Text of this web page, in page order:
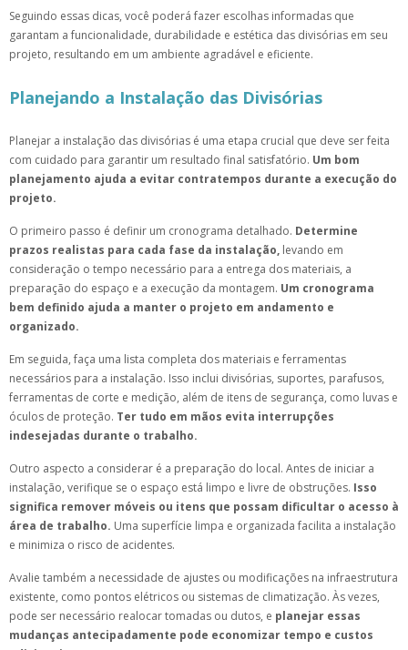
Seguindo essas dicas, você poderá fazer escolhas informadas que
garantam a funcionalidade, durabilidade e estética das divisórias em seu
projeto, resultando em um ambiente agradável e eficiente.
Planejando a Instalação das Divisórias
Planejar a instalação das divisórias é uma etapa crucial que deve ser feita
com cuidado para garantir um resultado final satisfatório. Um bom
planejamento ajuda a evitar contratempos durante a execução do
projeto.
O primeiro passo é definir um cronograma detalhado. Determine
prazos realistas para cada fase da instalação, levando em
consideração o tempo necessário para a entrega dos materiais, a
preparação do espaço e a execução da montagem. Um cronograma
bem definido ajuda a manter o projeto em andamento e
organizado.
Em seguida, faça uma lista completa dos materiais e ferramentas
necessários para a instalação. Isso inclui divisórias, suportes, parafusos,
ferramentas de corte e medição, além de itens de segurança, como luvas e
óculos de proteção. Ter tudo em mãos evita interrupções
indesejadas durante o trabalho.
Outro aspecto a considerar é a preparação do local. Antes de iniciar a
instalação, verifique se o espaço está limpo e livre de obstruções. Isso
significa remover móveis ou itens que possam dificultar o acesso à
área de trabalho. Uma superfície limpa e organizada facilita a instalação
e minimiza o risco de acidentes.
Avalie também a necessidade de ajustes ou modificações na infraestrutura
existente, como pontos elétricos ou sistemas de climatização. Às vezes,
pode ser necessário realocar tomadas ou dutos, e planejar essas
mudanças antecipadamente pode economizar tempo e custos